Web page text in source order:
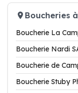
Boucheries
Boucherie La
Boucherie Nardi
Boucherie de
Boucherie Stuby